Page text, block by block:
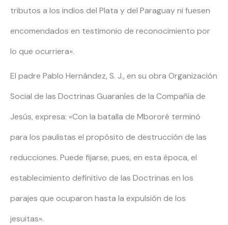
tributos a los indios del Plata y del Paraguay ni fuesen
encomendados en testimonio de reconocimiento por
lo que ocurriera».
El padre Pablo Hernández, S. J., en su obra Organización
Social de las Doctrinas Guaraníes de la Compañía de
Jesús, expresa: «Con la batalla de Mbororé terminó
para los paulistas el propósito de destrucción de las
reducciones. Puede fijarse, pues, en esta época, el
establecimiento definitivo de las Doctrinas en los
parajes que ocuparon hasta la expulsión de los
jesuitas».